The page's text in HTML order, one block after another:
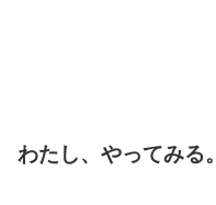
わたし、やってみる。